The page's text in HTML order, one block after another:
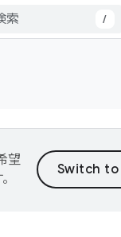
/
望